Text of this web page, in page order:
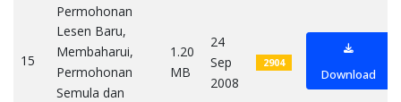
15
Permohonan
Lesen Baru,
Membaharui,
Permohonan
Semula dan
1.20
MB
24
Sep
2008
2904
Download